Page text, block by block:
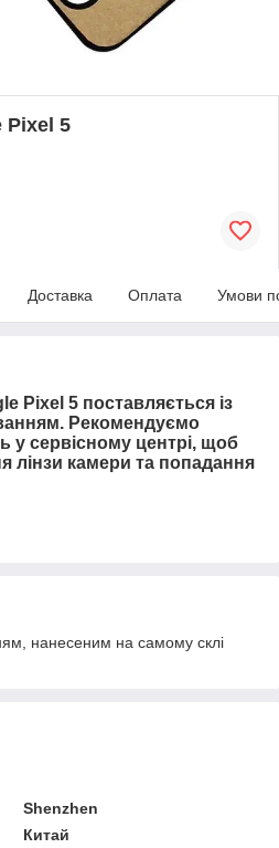
Pixel 5
Доставка Оплата Умови
Pixel 5 поставляється із
Рекомендуємо
у сервісному центрі, щоб
лінзи камери та попадання
нанесеним на самому склі
Shenzhen
Китай